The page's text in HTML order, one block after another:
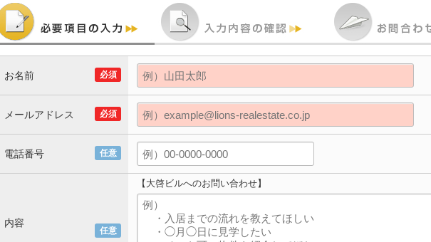
必須
お名前
必須
メールアドレス
任意
電話番号
任意
内容
【大啓ビルへのお問い合わせ】